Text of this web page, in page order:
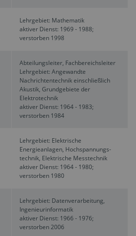
Lehrgebiet: Mathematik
aktiver Dienst: 1969 - 1988;
verstorben 1998
Abteilungsleiter, Fachbereichsleiter
Lehrgebiet: Angewandte
Nachrichtentechnik einschließlich
Akustik, Grundgebiete der
Elektrotechnik
aktiver Dienst: 1964 - 1983;
verstorben 1984
Lehrgebiet: Elektrische
Energieanlagen, Hochspannungs-
technik, Elektrische Messtechnik
aktiver Dienst: 1964 - 1980;
verstorben 1980
Lehrgebiet: Datenverarbeitung,
Ingenieurinformatik
aktiver Dienst: 1966 - 1976;
verstorben 2006